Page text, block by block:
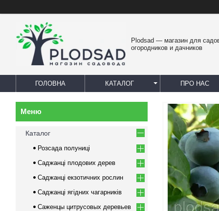
Plodsad — магазин для
огородников и дачников
ГОЛОВНА КАТАЛОГ ПРО НАС
Каталог
Розсада полуниці
Саджанці плодових дерев
Саджанці екзотичних рослин
Саджанці ягідних чагарників
Саженцы цитрусовых деревьев